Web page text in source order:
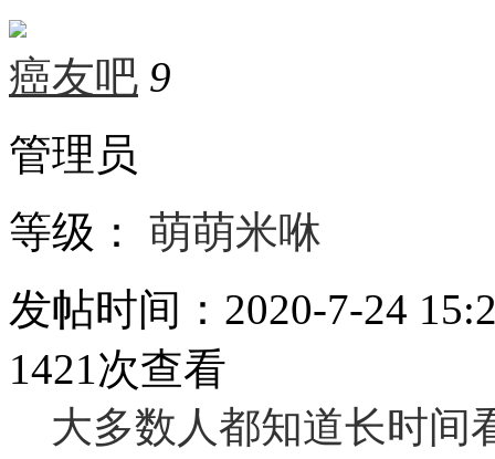
癌友吧 9
管理员
等级：
萌萌米咻
发帖时间：2020-7-24
1421次查看
大多数人都知道长时间